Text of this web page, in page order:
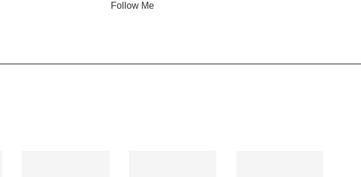
Follow Me